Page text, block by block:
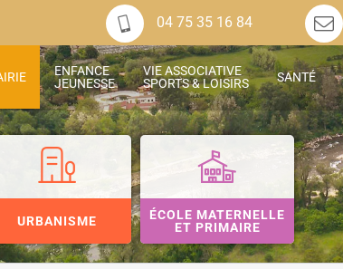
04 75 35 16 84
ENFANCE
JEUNESSE
VIE ASSOCIATIVE
SPORTS & LOISIRS
SANTÉ
URBANISME
ÉCOLE MATERNELLE
ET PRIMAIRE